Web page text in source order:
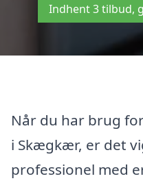
Indhent 3 tilbud,
Når du har brug
i Skægkær, er det
professionel med